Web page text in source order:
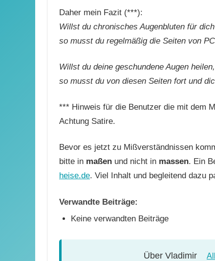
Daher mein Fazit (***):
Willst du chronisches Augenbluten für
so musst du regelmäßig die Seiten von
Willst du deine geschundene Augen heilen,
so musst du von diesen Seiten fort und
*** Hinweis für die Benutzer die mit dem
Achtung Satire.
Bevor es jetzt zu Mißverständnissen
bitte in maßen und nicht in massen. Ein
heise.de. Viel Inhalt und begleitend dazu
Verwandte Beiträge:
Keine verwandten Beiträge
Über Vladimir